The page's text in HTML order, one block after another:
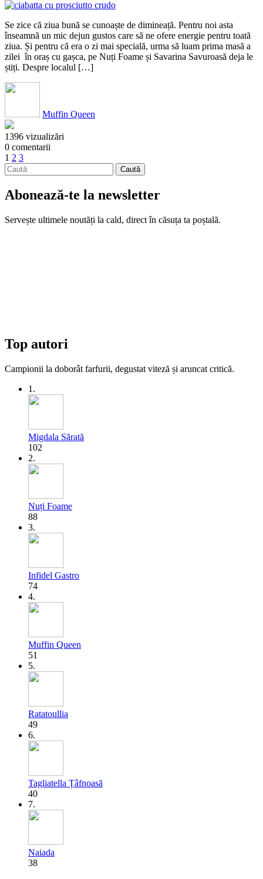
Se zice că ziua bună se cunoaște de dimineață. Pentru noi asta
înseamnă un mic dejun gustos care să ne ofere energie pentru toată
ziua. Și pentru că era o zi mai specială, urma să luam prima masă a
zilei în oraș cu gașca, pe Nuți Foame și Savarina Savuroasă deja le
știți. Despre localul […]
Muffin Queen
1396 vizualizări
0 comentarii
1 2 3
Abonează-te la newsletter
Servește ultimele noutăți la cald, direct în căsuța ta poștală.
Top autori
Campionii la doborât farfurii, degustat viteză și aruncat critică.
1.
Migdala Sărată
102
2.
Nuți Foame
88
3.
Infidel Gastro
74
4.
Muffin Queen
51
5.
Ratatoullia
49
6.
Tagliatella Țâfnoasă
40
7.
Naiada
38